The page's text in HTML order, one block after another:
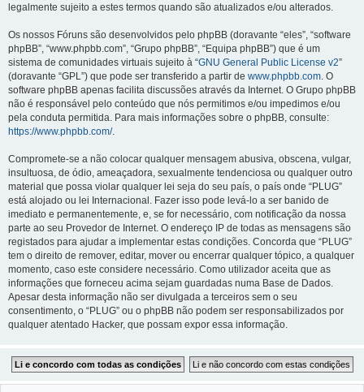
legalmente sujeito a estes termos quando são atualizados e/ou alterados.
Os nossos Fóruns são desenvolvidos pelo phpBB (doravante “eles”, “software
phpBB”, “www.phpbb.com”, “Grupo phpBB”, “Equipa phpBB”) que é um
sistema de comunidades virtuais sujeito à “GNU General Public License v2”
(doravante “GPL”) que pode ser transferido a partir de www.phpbb.com. O
software phpBB apenas facilita discussões através da Internet. O Grupo phpBB
não é responsável pelo conteúdo que nós permitimos e/ou impedimos e/ou
pela conduta permitida. Para mais informações sobre o phpBB, consulte:
https://www.phpbb.com/.
Compromete-se a não colocar qualquer mensagem abusiva, obscena, vulgar,
insultuosa, de ódio, ameaçadora, sexualmente tendenciosa ou qualquer outro
material que possa violar qualquer lei seja do seu país, o país onde “PLUG”
está alojado ou lei Internacional. Fazer isso pode levá-lo a ser banido de
imediato e permanentemente, e, se for necessário, com notificação da nossa
parte ao seu Provedor de Internet. O endereço IP de todas as mensagens são
registados para ajudar a implementar estas condições. Concorda que “PLUG”
tem o direito de remover, editar, mover ou encerrar qualquer tópico, a qualquer
momento, caso este considere necessário. Como utilizador aceita que as
informações que forneceu acima sejam guardadas numa Base de Dados.
Apesar desta informação não ser divulgada a terceiros sem o seu
consentimento, o “PLUG” ou o phpBB não podem ser responsabilizados por
qualquer atentado Hacker, que possam expor essa informação.